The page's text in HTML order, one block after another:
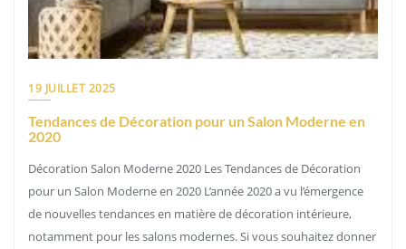
19 JUILLET 2025
Tendances de Décoration pour un Salon Moderne en
2020
Décoration Salon Moderne 2020 Les Tendances de Décoration
pour un Salon Moderne en 2020 L’année 2020 a vu l’émergence
de nouvelles tendances en matière de décoration intérieure,
notamment pour les salons modernes. Si vous souhaitez donner